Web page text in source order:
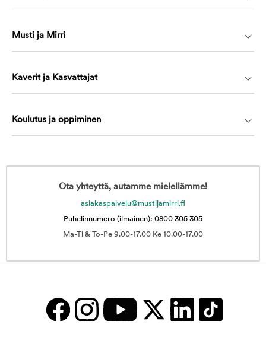
Musti ja Mirri
Kaverit ja Kasvattajat
Koulutus ja oppiminen
Ota yhteyttä, autamme mielellämme!
asiakaspalvelu@mustijamirri.fi
Puhelinnumero (ilmainen): 0800 305 305
Ma-Ti & To-Pe 9.00-17.00 Ke 10.00-17.00